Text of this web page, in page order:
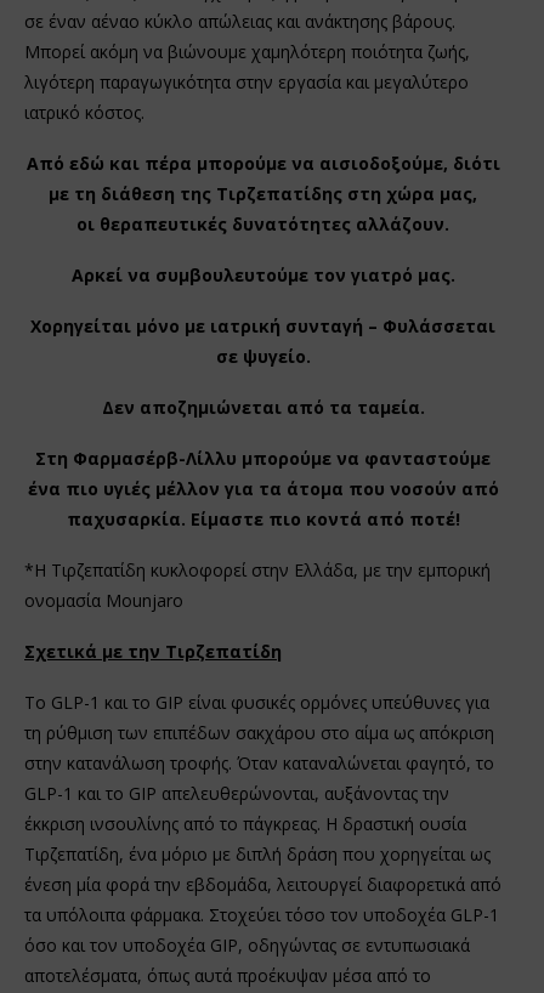
σε έναν αέναο κύκλο απώλειας και ανάκτησης βάρους.
Μπορεί ακόμη να βιώνουμε χαμηλότερη ποιότητα ζωής,
λιγότερη παραγωγικότητα στην εργασία και μεγαλύτερο
ιατρικό κόστος.
Από εδώ και πέρα μπορούμε να αισιοδοξούμε, διότι
με τη διάθεση της Τιρζεπατίδης στη χώρα μας,
οι θεραπευτικές δυνατότητες αλλάζουν.
Αρκεί να συμβουλευτούμε τον γιατρό μας.
Χορηγείται μόνο με ιατρική συνταγή – Φυλάσσεται
σε ψυγείο.
Δεν αποζημιώνεται από τα ταμεία.
Στη Φαρμασέρβ-Λίλλυ μπορούμε να φανταστούμε
ένα πιο υγιές μέλλον για τα άτομα που νοσούν από
παχυσαρκία. Είμαστε πιο κοντά από ποτέ!
*Η Τιρζεπατίδη κυκλοφορεί στην Ελλάδα, με την εμπορική
ονομασία Mounjaro
Σχετικά με την Τιρζεπατίδη
Το GLP-1 και το GIP είναι φυσικές ορμόνες υπεύθυνες για
τη ρύθμιση των επιπέδων σακχάρου στο αίμα ως απόκριση
στην κατανάλωση τροφής. Όταν καταναλώνεται φαγητό, το
GLP-1 και το GIP απελευθερώνονται, αυξάνοντας την
έκκριση ινσουλίνης από το πάγκρεας. Η δραστική ουσία
Τιρζεπατίδη, ένα μόριο με διπλή δράση που χορηγείται ως
ένεση μία φορά την εβδομάδα, λειτουργεί διαφορετικά από
τα υπόλοιπα φάρμακα. Στοχεύει τόσο τον υποδοχέα GLP-1
όσο και τον υποδοχέα GIP, οδηγώντας σε εντυπωσιακά
αποτελέσματα, όπως αυτά προέκυψαν μέσα από το